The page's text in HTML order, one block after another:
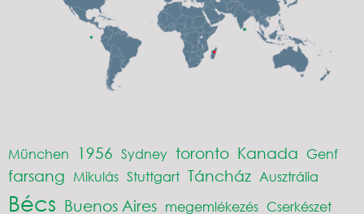
München 1956 Sydney toronto Kanada Genf
farsang Mikulás Stuttgart Táncház Ausztrália
Bécs Buenos Aires megemlékezés Cserkészet